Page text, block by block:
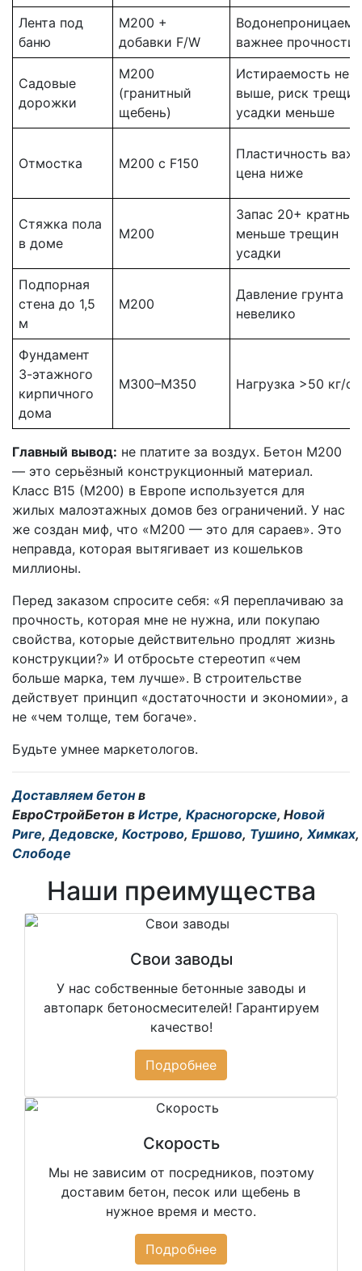
Лента под
баню
М200 +
добавки F/W
важнее прочности
Садовые
дорожки
М200
(гранитный
щебень)
Истираемость не
выше, риск
усадки меньше
Отмостка М200 с F150
Пластичность
цена ниже
Стяжка пола
в доме
М200
Запас 20+
меньше трещин
усадки
Подпорная
стена до 1,5
м
М200
Давление грунта
невелико
Фундамент
3-этажного
кирпичного
дома
М300–М350 Нагрузка >50 кг/
Главный вывод: не платите за воздух. Бетон М200
— это серьёзный конструкционный материал.
Класс B15 (М200) в Европе используется для
жилых малоэтажных домов без ограничений. У нас
же создан миф, что «М200 — это для сараев». Это
неправда, которая вытягивает из кошельков
миллионы.
Перед заказом спросите себя: «Я переплачиваю за
прочность, которая мне не нужна, или покупаю
свойства, которые действительно продлят жизнь
конструкции?» И отбросьте стереотип «чем
больше марка, тем лучше». В строительстве
действует принцип «достаточности и экономии», а
не «чем толще, тем богаче».
Будьте умнее маркетологов.
Доставляем бетонв
ЕвроСтройБетон в Истре, Красногорске, Новой
Риге,Дедовске, Кострово, Ершово, Тушино, Химках,
Слободе
Наши преимущества
Свои заводы
У нас собственные бетонные заводы и
автопарк бетоносмесителей! Гарантируем
качество!
Подробнее
Скорость
Мы не зависим от посредников, поэтому
доставим бетон, песок или щебень в
нужное время и место.
Подробнее